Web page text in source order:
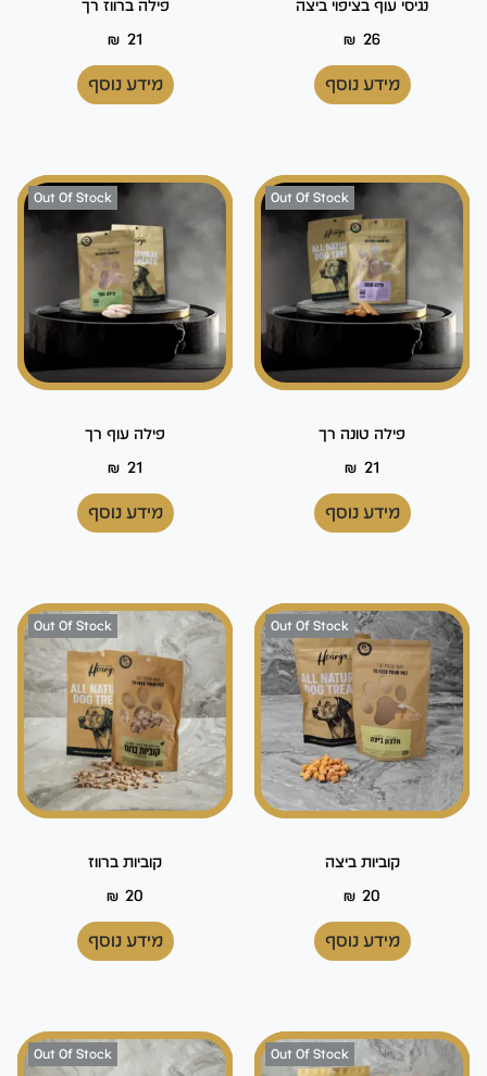
נגיסי עוף בציפוי ביצה
₪ 26
מידע נוסף
פילה ברווז רך
₪ 21
מידע נוסף
Out Of Stock
פילה טונה רך
₪ 21
מידע נוסף
Out Of Stock
פילה עוף רך
₪ 21
מידע נוסף
Out Of Stock
קוביות ביצה
₪ 20
מידע נוסף
Out Of Stock
קוביות ברווז
₪ 20
מידע נוסף
Out Of Stock
Out Of Stock